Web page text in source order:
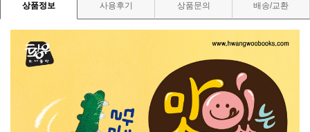
상품정보 사용후기 상품문의 배송/교환